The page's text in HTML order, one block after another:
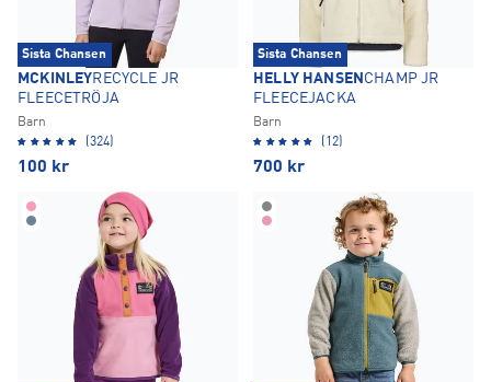
Sista Chansen
MCKINLEYRECYCLE JR
FLEECETRÖJA
Barn
(324)
100 kr
Sista Chansen
HELLY HANSEN CHAMP JR
FLEECEJACKA
Barn
(12)
700 kr